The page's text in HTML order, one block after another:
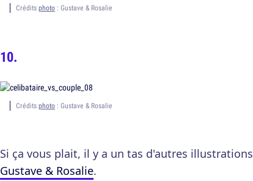
Crédits photo : Gustave & Rosalie
Crédits photo : Gustave & Rosalie
Si ça vous plait, il y a un tas d'autres illustrations
Gustave & Rosalie.